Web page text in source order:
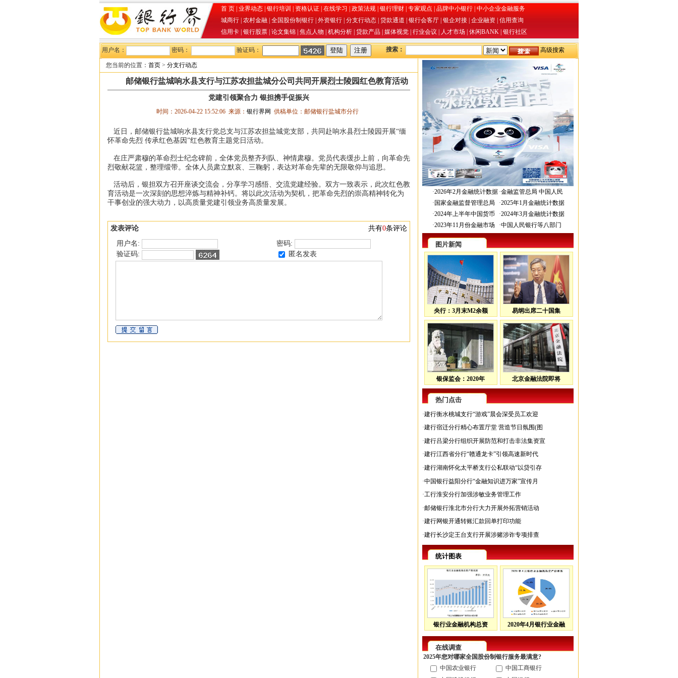
首 页 业界动态 银行培训 资格认证 在线学习 政策法规 银行理财 专家观点 品牌中小银行 中小企业金融服务
城商行 农村金融 全国股份制银行 外资银行 分支行动态 贷款通道 银行会客厅 银企对接 企业融资 信用查询
信用卡 银行股票 论文集锦 焦点人物 机构分析 贷款产品 媒体视觉 行业会议 人才市场 休闲BANK 银行社区
用户名： 密码： 验证码： 搜索： 高级搜索
您当前的位置： 首页 > 分支行动态
邮储银行盐城响水县支行与江苏农担盐城分公司共同开展烈士陵园红色教育活动
党建引领聚合力 银担携手促振兴
时间：2026-04-22 15:52:06 来源： 银行界网 供稿单位：邮储银行盐城市分行
近日，邮储银行盐城响水县支行党总支与江苏农担盐城党支部，共同赴响水县烈士陵园开展“缅
怀革命先烈 传承红色基因”红色教育主题党日活动。
在庄严肃穆的革命烈士纪念碑前，全体党员整齐列队、神情肃穆。党员代表缓步上前，向革命先
烈敬献花篮，整理缎带。全体人员肃立默哀、三鞠躬，表达对革命先辈的无限敬仰与追思。
活动后，银担双方召开座谈交流会，分享学习感悟、交流党建经验。双方一致表示，此次红色教
育活动是一次深刻的思想淬炼与精神补钙。将以此次活动为契机，把革命先烈的崇高精神转化为
干事创业的强大动力，以高质量党建引领业务高质量发展。
发表评论 共有0条评论
用户名:
密码:
验证码:
匿名发表
·2026年2月金融统计数据 ·金融监管总局 中国人民
· 国家金融监督管理总局 ·2025年1月金融统计数据
·2024年上半年中国货币 ·2024年3月金融统计数据
·2023年11月份金融市场 ·中国人民银行等八部门
图片新闻
央行：3月末M2余额 易纲出席二十国集
银保监会：2020年 北京金融法院即将
热门点击
·建行衡水桃城支行“游戏”晨会深受员工欢迎
·建行宿迁分行精心布置厅堂 营造节日氛围(图
·建行吕梁分行组织开展防范和打击非法集资宣
·建行江西省分行“赣通龙卡”引领高速新时代
·建行湖南怀化太平桥支行公私联动“以贷引存
·中国银行益阳分行“金融知识进万家”宣传月
·工行淮安分行加强涉敏业务管理工作
·邮储银行淮北市分行大力开展外拓营销活动
·建行网银开通转账汇款回单打印功能
·建行长沙定王台支行开展涉赌涉诈专项排查
统计图表
银行业金融机构总资 2020年4月银行业金融
在线调查
2025年您对哪家全国股份制银行服务最满意?
中国农业银行
中国工商银行